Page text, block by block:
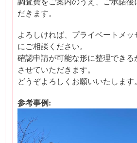
だきます。
よろしければ、プライベートメ
にご相談ください。
確認申請が可能な形に整理でき
させていただきます。
どうぞよろしくお願いいたします。
参考事例: